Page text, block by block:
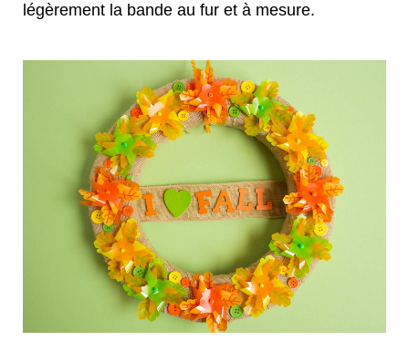
légèrement la bande au fur et à mesure.